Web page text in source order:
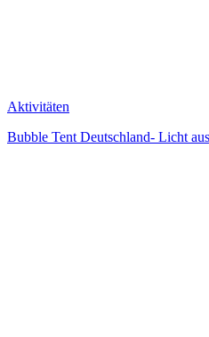
Aktivitäten
Bubble Tent Deutschland- Licht